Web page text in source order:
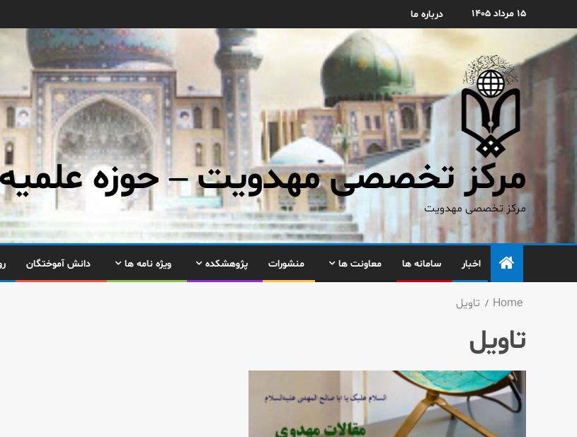
۱۵ مرداد ۱۴۰۵ درباره ما
مرکز تخصصی مهدویت – حوزه
مرکز تخصصی مهدویت
اخبار سامانه ها معاونت ها منشورات پژوهشکده ویژه نامه ها دانش آموختگان
Home تاویل
تاویل